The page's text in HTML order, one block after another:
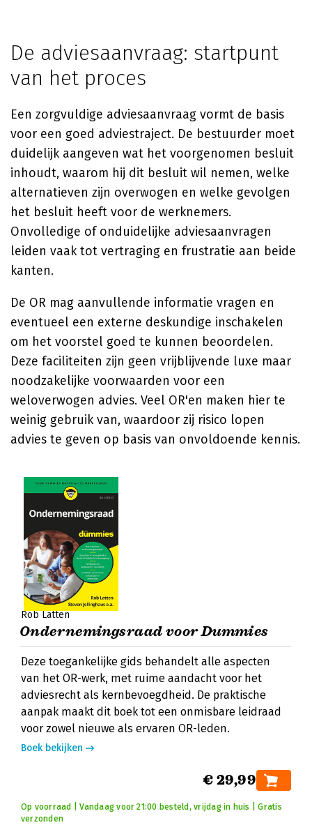
De adviesaanvraag: startpunt
van het proces
Een zorgvuldige adviesaanvraag vormt de basis
voor een goed adviestraject. De bestuurder moet
duidelijk aangeven wat het voorgenomen besluit
inhoudt, waarom hij dit besluit wil nemen, welke
alternatieven zijn overwogen en welke gevolgen
het besluit heeft voor de werknemers.
Onvolledige of onduidelijke adviesaanvragen
leiden vaak tot vertraging en frustratie aan beide
kanten.
De OR mag aanvullende informatie vragen en
eventueel een externe deskundige inschakelen
om het voorstel goed te kunnen beoordelen.
Deze faciliteiten zijn geen vrijblijvende luxe maar
noodzakelijke voorwaarden voor een
weloverwogen advies. Veel OR'en maken hier te
weinig gebruik van, waardoor zij risico lopen
advies te geven op basis van onvoldoende kennis.
Rob Latten
Ondernemingsraad voor Dummies
Deze toegankelijke gids behandelt alle aspecten
van het OR-werk, met ruime aandacht voor het
adviesrecht als kernbevoegdheid. De praktische
aanpak maakt dit boek tot een onmisbare leidraad
voor zowel nieuwe als ervaren OR-leden.
Boek bekijken
€ 29,99
Op voorraad | Vandaag voor 21:00 besteld, vrijdag in huis | Gratis
verzonden